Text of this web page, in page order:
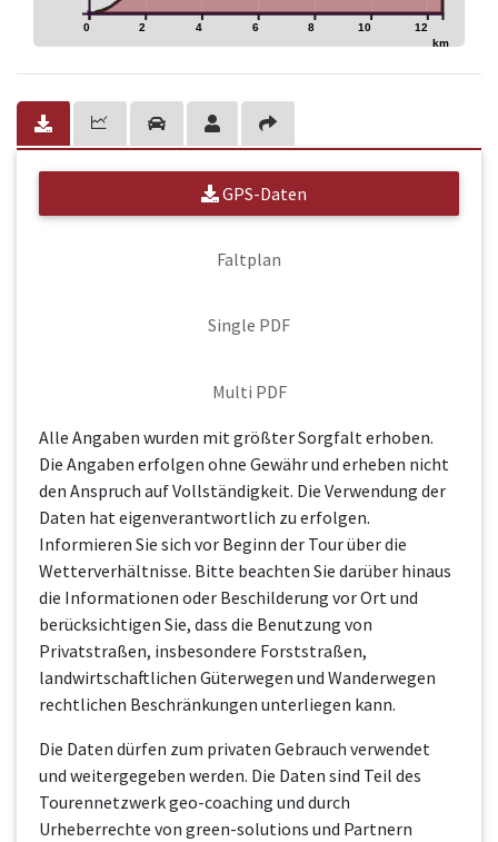
0 2 4 6 8 10 12
km
GPS-Daten
Faltplan
Single PDF
Multi PDF
Alle Angaben wurden mit größter Sorgfalt erhoben.
Die Angaben erfolgen ohne Gewähr und erheben nicht
den Anspruch auf Vollständigkeit. Die Verwendung der
Daten hat eigenverantwortlich zu erfolgen.
Informieren Sie sich vor Beginn der Tour über die
Wetterverhältnisse. Bitte beachten Sie darüber hinaus
die Informationen oder Beschilderung vor Ort und
berücksichtigen Sie, dass die Benutzung von
Privatstraßen, insbesondere Forststraßen,
landwirtschaftlichen Güterwegen und Wanderwegen
rechtlichen Beschränkungen unterliegen kann.
Die Daten dürfen zum privaten Gebrauch verwendet
und weitergegeben werden. Die Daten sind Teil des
Tourennetzwerk geo-coaching und durch
Urheberrechte von green-solutions und Partnern